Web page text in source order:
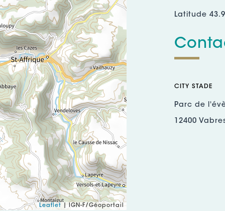
Latitude
CITY STADE
Parc de
12400
Leaflet | IGN-F/Géoportail